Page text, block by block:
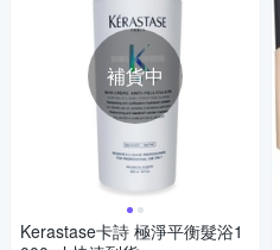
補貨中
Kerastase卡詩 極淨平衡髮浴1